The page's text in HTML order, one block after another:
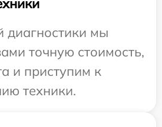
диагностики мы
точную стоимость,
и приступим к
техники.